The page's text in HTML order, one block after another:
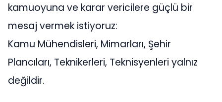
kamuoyuna ve karar vericilere güçlü bir
mesaj vermek istiyoruz:
Kamu Mühendisleri, Mimarları, Şehir
Plancıları, Teknikerleri, Teknisyenleri yalnız
değildir.